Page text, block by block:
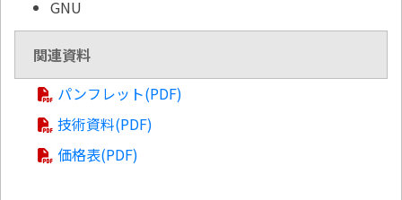
GNU
関連資料
パンフレット(PDF)
技術資料(PDF)
価格表(PDF)